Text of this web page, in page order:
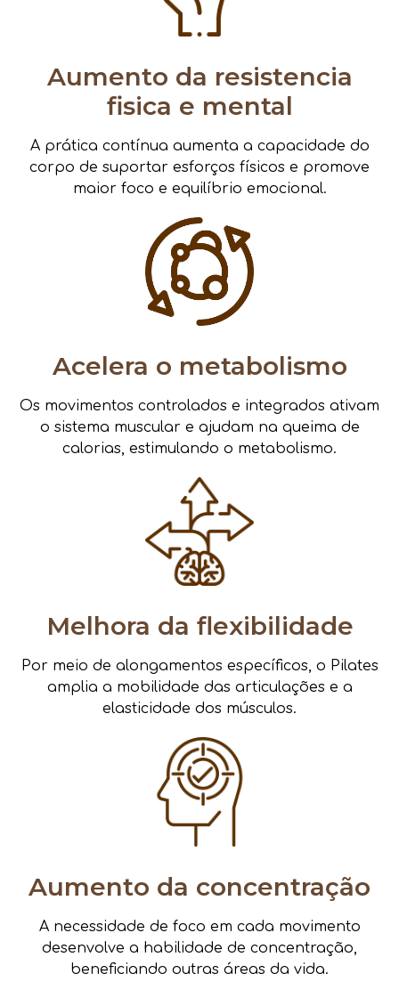
Aumento da resistencia
fisica e mental
A prática contínua aumenta a capacidade do
corpo de suportar esforços físicos e promove
maior foco e equilíbrio emocional.
Acelera o metabolismo
Os movimentos controlados e integrados ativam
o sistema muscular e ajudam na queima de
calorias, estimulando o metabolismo.
Melhora da flexibilidade
Por meio de alongamentos específicos, o Pilates
amplia a mobilidade das articulações e a
elasticidade dos músculos.
Aumento da concentração
A necessidade de foco em cada movimento
desenvolve a habilidade de concentração,
beneficiando outras áreas da vida.